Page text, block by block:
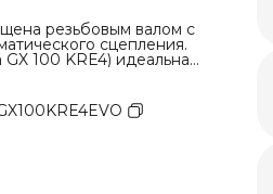
резьбовым валом с
сцепления.
100 KRE4) идеальна
и простого
сцепление
работы: инструмент
при сбросе газа.
по монтажу